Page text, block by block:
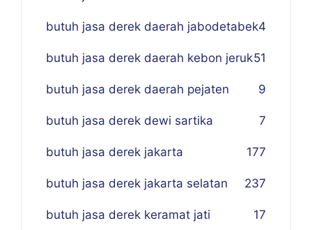
butuh jasa derek daerah jabodetabek4
butuh jasa derek daerah kebon jeruk51
butuh jasa derek daerah pejaten 9
butuh jasa derek dewi sartika 7
butuh jasa derek jakarta 177
butuh jasa derek jakarta selatan 237
butuh jasa derek keramat jati 17